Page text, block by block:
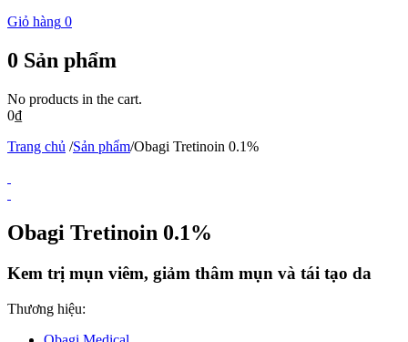
Giỏ hàng 0
0 Sản phẩm
No products in the cart.
0₫
Trang chủ /Sản phẩm/Obagi Tretinoin 0.1%
Obagi Tretinoin 0.1%
Kem trị mụn viêm, giảm thâm mụn và tái tạo da
Thương hiệu: